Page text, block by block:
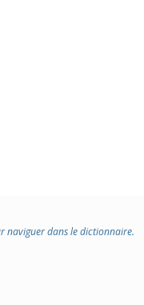
naviguer dans le dictionnaire.